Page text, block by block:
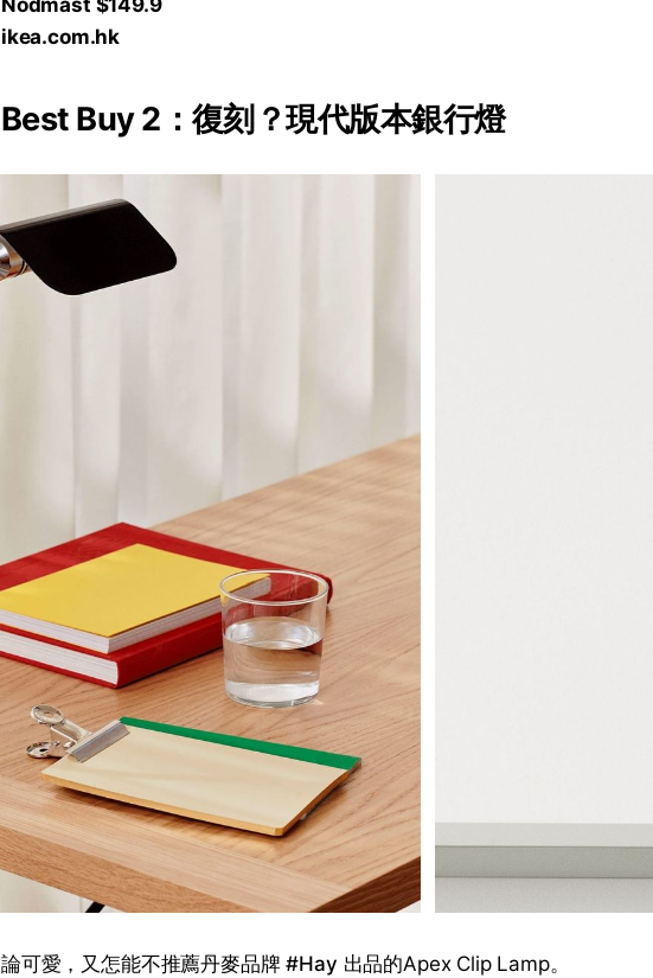
Nödmast $149.9
ikea.com.hk
Best Buy 2：復刻？現代版本銀行燈
論可愛，又怎能不推薦丹麥品牌#Hay 出品的Apex Clip Lamp。